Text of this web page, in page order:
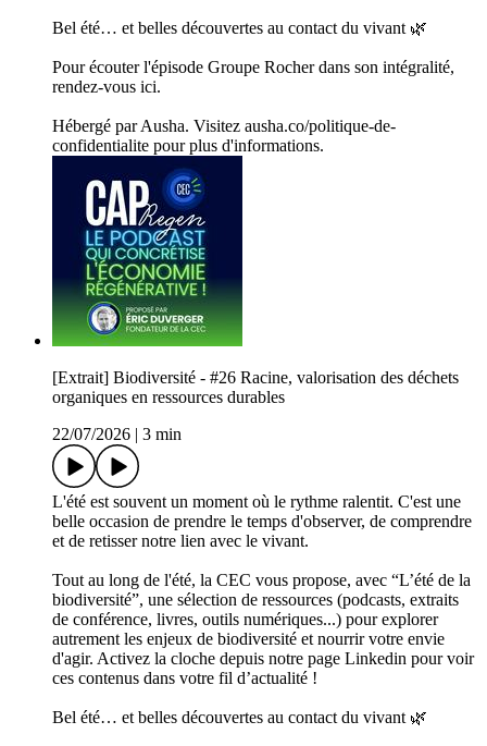
Bel été… et belles découvertes au contact du vivant 🌿
Pour écouter l'épisode Groupe Rocher dans son intégralité,
rendez-vous ici.
Hébergé par Ausha. Visitez ausha.co/politique-de-
confidentialite pour plus d'informations.
[Extrait] Biodiversité - #26 Racine, valorisation des déchets
organiques en ressources durables
22/07/2026
3 min
L'été est souvent un moment où le rythme ralentit. C'est une
belle occasion de prendre le temps d'observer, de comprendre
et de retisser notre lien avec le vivant.
Tout au long de l'été, la CEC vous propose, avec “L’été de la
biodiversité”, une sélection de ressources (podcasts, extraits
de conférence, livres, outils numériques...) pour explorer
autrement les enjeux de biodiversité et nourrir votre envie
d'agir. Activez la cloche depuis notre page Linkedin pour voir
ces contenus dans votre fil d’actualité !
Bel été… et belles découvertes au contact du vivant 🌿